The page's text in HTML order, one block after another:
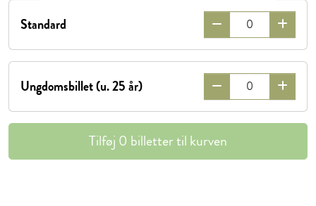
Standard
Ungdomsbillet (u. 25 år)
Tilføj 0 billetter til kurven